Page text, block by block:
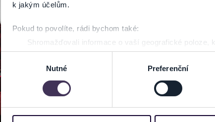
k jakým účelům.
Pokud to povolíte, rádi bychom také:
Shromažďovali informace o vaší geografické poloze,
Identifikovali vaše zařízení pomocí aktivního
Zjistěte více o tom, jak zpracováváme vaše osobní
můžete kdykoliv změnit nebo odvolat v části Prohlášení
informace o vašem zařízení nebo vaší aktivitě na našich
souhlasu
Nutné Preferenční